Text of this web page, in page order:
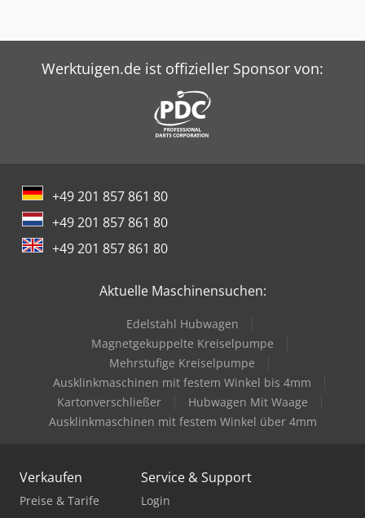
Werktuigen.de ist offizieller Sponsor von:
+49 201 857 861 80
+49 201 857 861 80
+49 201 857 861 80
Aktuelle Maschinensuchen:
Edelstahl Hubwagen
Magnetgekuppelte Kreiselpumpe
Mehrstufige Kreiselpumpe
Ausklinkmaschinen mit festem Winkel bis 4mm
Kartonverschließer
Hubwagen Mit Waage
Ausklinkmaschinen mit festem Winkel über 4mm
Verkaufen
Preise & Tarife
Service & Support
Login